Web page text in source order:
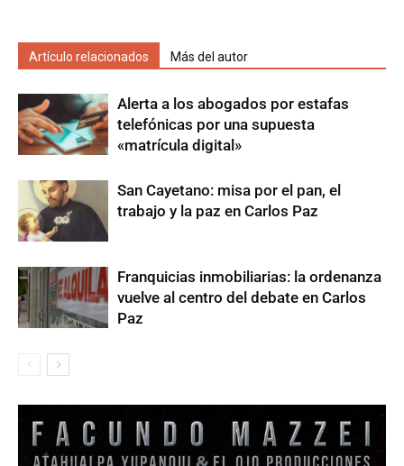
Artículo relacionados Más del autor
Alerta a los abogados por estafas
telefónicas por una supuesta
«matrícula digital»
San Cayetano: misa por el pan, el
trabajo y la paz en Carlos Paz
Franquicias inmobiliarias: la ordenanza
vuelve al centro del debate en Carlos
Paz